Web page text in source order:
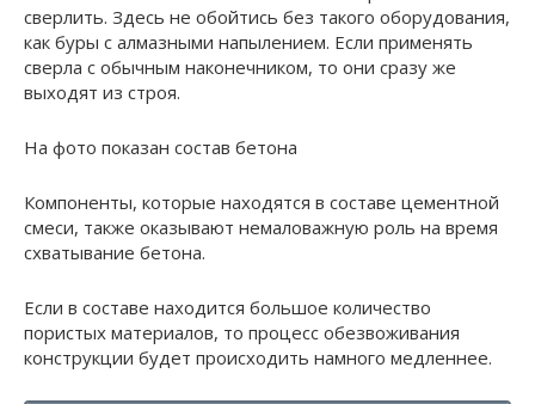
сверлить. Здесь не обойтись без такого оборудования,
как буры с алмазными напылением. Если применять
сверла с обычным наконечником, то они сразу же
выходят из строя.
На фото показан состав бетона
Компоненты, которые находятся в составе цементной
смеси, также оказывают немаловажную роль на время
схватывание бетона.
Если в составе находится большое количество
пористых материалов, то процесс обезвоживания
конструкции будет происходить намного медленнее.